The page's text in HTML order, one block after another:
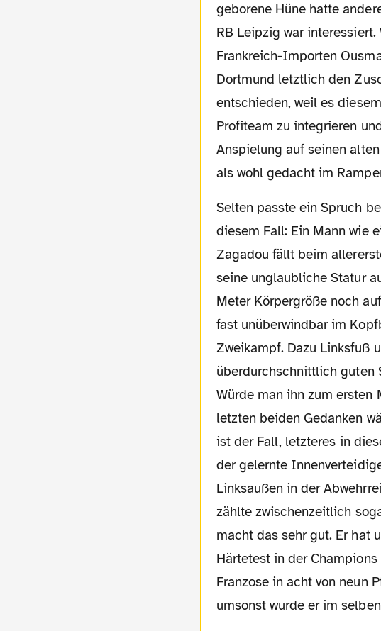
geborene Hüne hatte
RB Leipzig war
Frankreich-Importen
Dortmund letztlich den
entschieden, weil es
Profiteam zu integrieren
Anspielung auf seinen
als wohl gedacht im
Selten passte ein Spruch besser als in
diesem Fall: Ein Mann wie
Zagadou fällt beim
seine unglaubliche Statur
Meter Körpergröße noch
fast unüberwindbar im
Zweikampf. Dazu Linksfuß
überdurchschnittlich guten
Würde man ihn zum ersten
letzten beiden Gedanken
ist der Fall, letzteres in
der gelernte
Linksaußen in der
zählte zwischenzeitlich
macht das sehr gut. Er hat
Härtetest in der
Franzose in acht von neun
umsonst wurde er im